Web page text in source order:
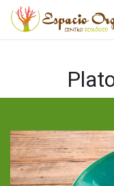
Ir al contenido